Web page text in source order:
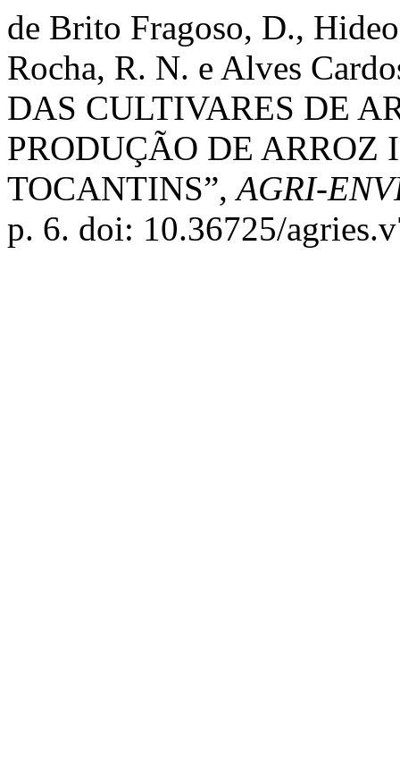
de Brito Fragoso, D.,
Rocha, R. N. e Alves
DAS CULTIVARES DE
PRODUÇÃO DE ARROZ
TOCANTINS”,AGRI-
p. 6. doi: 10.36725/